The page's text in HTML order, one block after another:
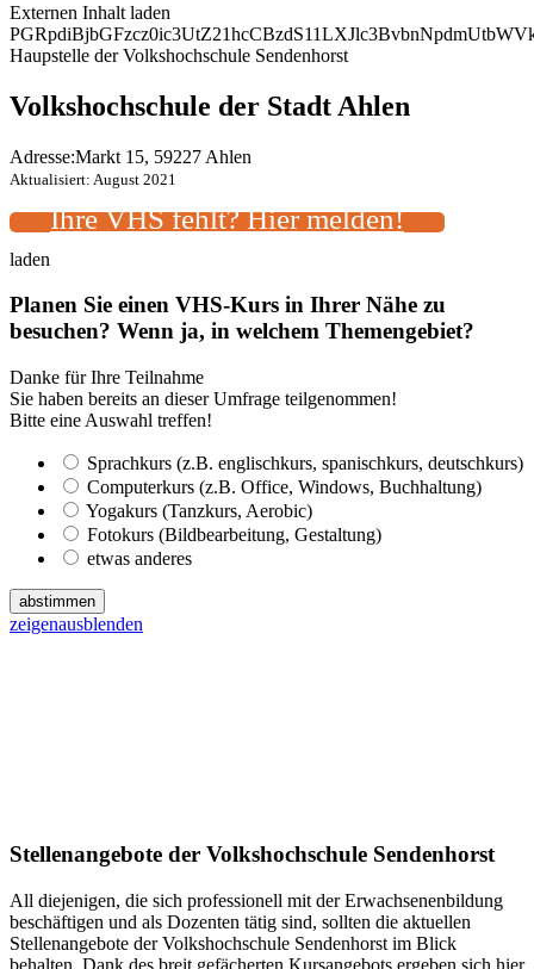
Externen Inhalt laden
Haupstelle der Volkshochschule Sendenhorst
Volkshochschule der Stadt Ahlen
Adresse:Markt 15, 59227 Ahlen
Aktualisiert: August 2021
Ihre VHS fehlt? Hier melden!
laden
Planen Sie einen VHS-Kurs in Ihrer Nähe zu
besuchen? Wenn ja, in welchem Themengebiet?
Danke für Ihre Teilnahme
Sie haben bereits an dieser Umfrage teilgenommen!
Bitte eine Auswahl treffen!
Sprachkurs (z.B. englischkurs, spanischkurs, deutschkurs)
Computerkurs (z.B. Office, Windows, Buchhaltung)
Yogakurs (Tanzkurs, Aerobic)
Fotokurs (Bildbearbeitung, Gestaltung)
etwas anderes
abstimmen
zeigenausblenden
Stellenangebote der Volkshochschule Sendenhorst
All diejenigen, die sich professionell mit der Erwachsenenbildung
beschäftigen und als Dozenten tätig sind, sollten die aktuellen
Stellenangebote der Volkshochschule Sendenhorst im Blick
behalten. Dank des breit gefächerten Kursangebots ergeben sich hier